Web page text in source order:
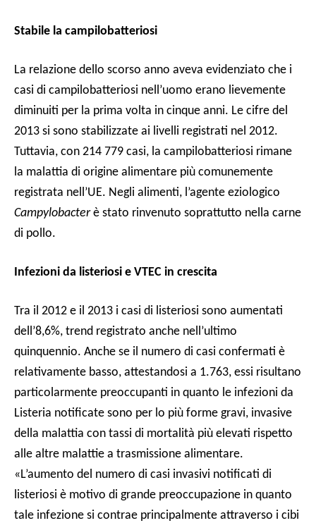
Stabile la campilobatteriosi
La relazione dello scorso anno aveva evidenziato che i
casi di campilobatteriosi nell’uomo erano lievemente
diminuiti per la prima volta in cinque anni. Le cifre del
2013 si sono stabilizzate ai livelli registrati nel 2012.
Tuttavia, con 214 779 casi, la campilobatteriosi rimane
la malattia di origine alimentare più comunemente
registrata nell’UE. Negli alimenti, l’agente eziologico
Campylobacterè stato rinvenuto soprattutto nella carne
di pollo.
Infezioni da listeriosi e VTEC in crescita
Tra il 2012 e il 2013 i casi di listeriosi sono aumentati
dell’8,6%, trend registrato anche nell’ultimo
quinquennio. Anche se il numero di casi confermati è
relativamente basso, attestandosi a 1.763, essi risultano
particolarmente preoccupanti in quanto le infezioni da
Listeria notificate sono per lo più forme gravi, invasive
della malattia con tassi di mortalità più elevati rispetto
alle altre malattie a trasmissione alimentare.
«L’aumento del numero di casi invasivi notificati di
listeriosi è motivo di grande preoccupazione in quanto
tale infezione si contrae principalmente attraverso i cibi